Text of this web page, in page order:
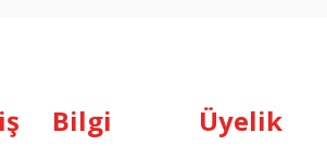
Bilgi Üyelik